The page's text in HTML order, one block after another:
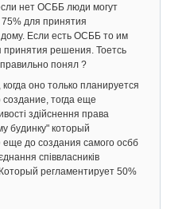
нет ОСББ люди могут
для принятия
Если есть ОСББ то им
принятия решения. Тоетсь
понял ?
оно только планируется
создание, тогда еще
здійснення права
будинку" который
до создания самого осбб
співвласників
регламентирует 50%